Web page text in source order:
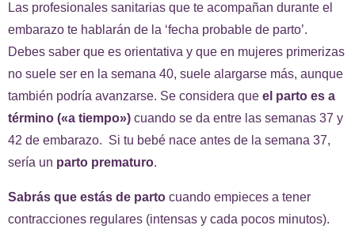
Las profesionales sanitarias que te acompañan durante el
embarazo te hablarán de la ‘fecha probable de parto’.
Debes saber que es orientativa y que en mujeres primerizas
no suele ser en la semana 40, suele alargarse más, aunque
también podría avanzarse. Se considera que el parto es a
término («a tiempo») cuando se da entre las semanas 37 y
42 de embarazo. Si tu bebé nace antes de la semana 37,
sería un parto prematuro.
Sabrás que estás de parto cuando empieces a tener
contracciones regulares (intensas y cada pocos minutos).